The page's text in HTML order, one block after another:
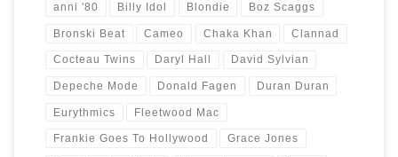
anni '80 Billy Idol Blondie Boz Scaggs
Bronski Beat Cameo Chaka Khan Clannad
Cocteau Twins Daryl Hall David Sylvian
Depeche Mode Donald Fagen Duran Duran
Eurythmics Fleetwood Mac
Frankie Goes To Hollywood Grace Jones